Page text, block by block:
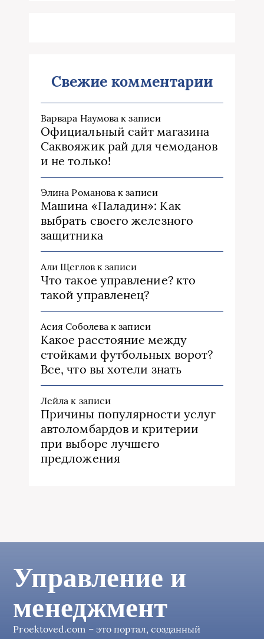
Свежие комментарии
Варвара Наумова к записи
Официальный сайт магазина
Саквояжик рай для чемоданов
и не только!
Элина Романова к записи
Машина «Паладин»: Как
выбрать своего железного
защитника
Али Щегловк записи
Что такое управление? кто
такой управленец?
Асия Соболева к записи
Какое расстояние между
стойками футбольных ворот?
Все, что вы хотели знать
Лейла к записи
Причины популярности услуг
автоломбардов и критерии
при выборе лучшего
предложения
Управление и
менеджмент
Proektoved.com – это портал, созданный